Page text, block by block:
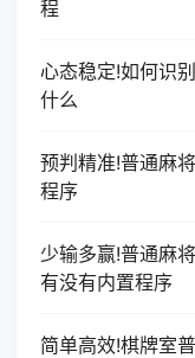
程
心态稳定!如何识
什么
预判精准!普通麻
程序
少输多赢!普通麻
有没有内置程序
简单高效!棋牌室